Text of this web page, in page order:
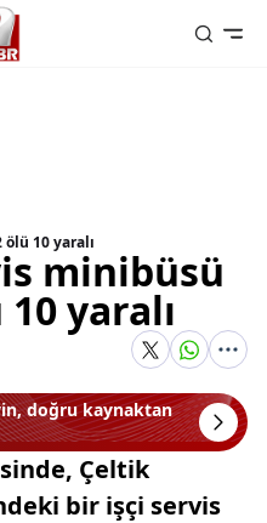
10 yaralı
minibüsü
yaralı
doğru kaynaktan
Çeltik
bir işçi servis